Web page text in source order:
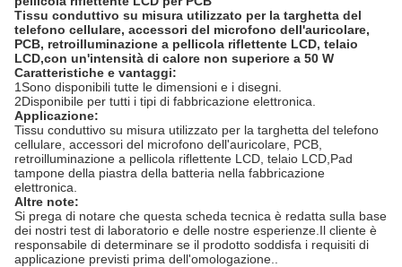
Tissu conduttivo su misura utilizzato per la targhetta del
telefono cellulare, accessori del microfono dell'auricolare,
PCB, retroilluminazione a pellicola riflettente LCD, telaio
LCD,con un'intensità di calore non superiore a 50 W
Caratteristiche e vantaggi:
1Sono disponibili tutte le dimensioni e i disegni.
2Disponibile per tutti i tipi di fabbricazione elettronica.
Applicazione:
Tissu conduttivo su misura utilizzato per la targhetta del telefono
cellulare, accessori del microfono dell'auricolare, PCB,
retroilluminazione a pellicola riflettente LCD, telaio LCD,Pad
tampone della piastra della batteria nella fabbricazione
elettronica.
Altre note:
Si prega di notare che questa scheda tecnica è redatta sulla base
dei nostri test di laboratorio e delle nostre esperienze.Il cliente è
responsabile di determinare se il prodotto soddisfa i requisiti di
applicazione previsti prima dell'omologazione..